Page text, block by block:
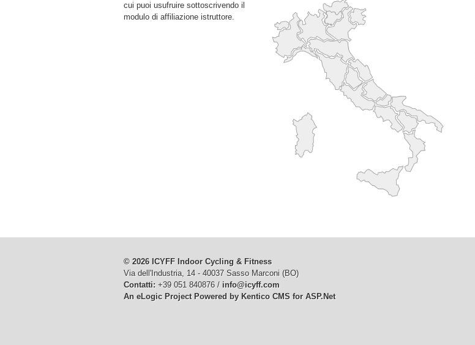
cui puoi usufruire sottoscrivendo il
modulo di affiliazione istruttore.
© 2026 ICYFF Indoor Cycling & Fitness
Via dell'Industria, 14 - 40037 Sasso Marconi (BO)
Contatti: +39 051 840876 / info@icyff.com
An eLogic Project Powered by Kentico CMS for ASP.Net